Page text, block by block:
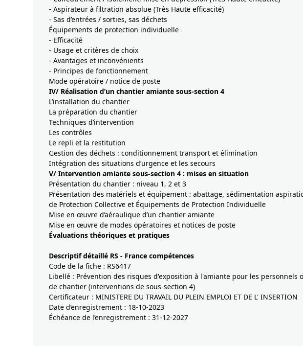
- Aspirateur à filtration absolue (Très Haute efficacité)
- Sas d’entrées / sorties, sas déchets
Équipements de protection individuelle
- Efficacité
- Usage et critères de choix
- Avantages et inconvénients
- Principes de fonctionnement
Mode opératoire / notice de poste
IV/ Réalisation d’un chantier amiante sous-section 4
L’installation du chantier
La préparation du chantier
Techniques d’intervention
Les contrôles
Le repli et la restitution
Gestion des déchets : conditionnement transport et élimination
Intégration des situations d’urgence et les secours
V/ Intervention amiante sous-section 4 : mises en situation
Présentation du chantier : niveau 1, 2 et 3
Présentation des matériels et équipement : abattage, sédimentation
de Protection Collective et Équipements de Protection Individuelle
Mise en œuvre d’aéraulique d’un chantier amiante
Mise en œuvre de modes opératoires et notices de poste
Évaluations théoriques et pratiques
Descriptif détaillé RS - France compétences
Code de la fiche : RS6417
Libellé : Prévention des risques d'exposition à l'amiante pour les personnels
de chantier (interventions de sous-section 4)
Certificateur : MINISTERE DU TRAVAIL DU PLEIN EMPLOI ET DE L' INSERTION
Date d’enregistrement : 18-10-2023
Échéance de l’enregistrement : 31-12-2027